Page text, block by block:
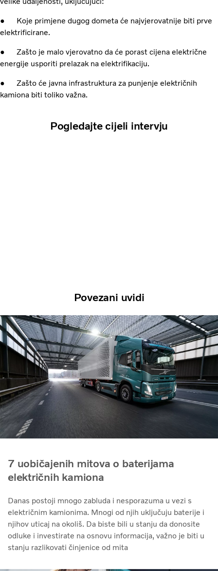
● Koje primjene dugog dometa će najvjerovatnije biti prve
elektrificirane.
● Zašto je malo vjerovatno da će porast cijena električne
energije usporiti prelazak na elektrifikaciju.
● Zašto će javna infrastruktura za punjenje električnih
kamiona biti toliko važna.
Pogledajte cijeli intervju
Povezani uvidi
7 uobičajenih mitova o baterijama
električnih kamiona
Danas postoji mnogo zabluda i nesporazuma u vezi s
električnim kamionima. Mnogi od njih uključuju baterije i
njihov uticaj na okoliš. Da biste bili u stanju da donosite
odluke i investirate na osnovu informacija, važno je biti u
stanju razlikovati činjenice od mita